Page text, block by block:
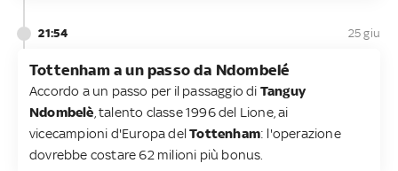
21:54 25 giu
Tottenham a un passo da Ndombelé
Accordo a un passo per il passaggio di Tanguy
Ndombelè , talento classe 1996 del Lione, ai
vicecampioni d'Europa delTottenham: l'operazione
dovrebbe costare 62 milioni più bonus.